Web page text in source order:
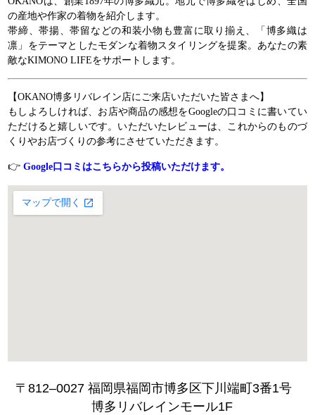
の産地や作家の着物を紹介します。
帯締、帯揚、帯留などの和装小物も豊富に取り揃え、「博多織は
凛」をテーマとしたモダンな着物スタイリングを提案。あなたの素
敵なKIMONO LIFEをサポートします。
【OKANO博多リバレイン店にご来店いただいた皆さまへ】
もしよろしければ、お店や商品の感想をGoogleの口コミに書いてい
ただけると嬉しいです。いただいたレビューは、これからのものづ
くりやお店づくりの参考にさせていただきます。
👉 Google口コミはこちらから投稿いただけます。
〒812‒0027 福岡県福岡市博多区下川端町3番1号
博多リバレインモール1F